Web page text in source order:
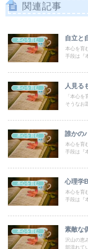
関連記事
本心を育む 自立と
本心を育
手段は『
本心を育む 人見る
「本心
そうなお
本心を育む 誰かの
本心を育
手段は『
本心を育む 心理学
本心を育
手段は『
本心を育む 素敵な
沢山の恵
部流れて